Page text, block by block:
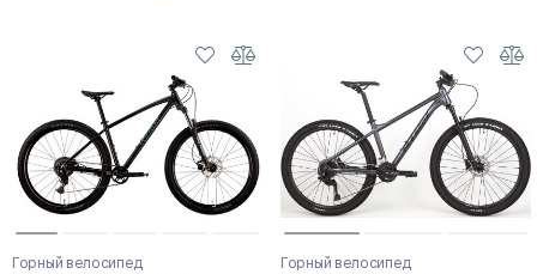
Горный велосипед Горный велосипед